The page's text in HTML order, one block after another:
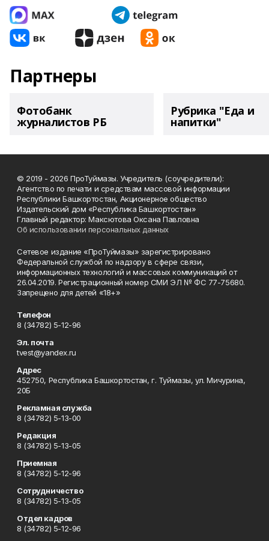
Партнеры
Фотобанк
журналистов РБ
Рубрика "Еда и
напитки"
© 2019 - 2026 ПроТуймазы. Учредитель (соучредители):
Агентство по печати и средствам массовой информации
Республики Башкортостан, Акционерное общество
Издательский дом «Республика Башкортостан»
Главный редактор: Максютова Оксана Павловна
Об использовании персональных данных
Сетевое издание «ПроТуймазы» зарегистрировано
Федеральной службой по надзору в сфере связи,
информационных технологий и массовых коммуникаций от
26.04.2019. Регистрационный номер СМИ ЭЛ № ФС 77-75680.
Запрещено для детей «18+»
Телефон
8 (34782) 5-12-96
Эл. почта
tvest@yandex.ru
Адрес
452750, Республика Башкортостан, г. Туймазы, ул. Мичурина,
20Б
Рекламная служба
8 (34782) 5-13-00
Редакция
8 (34782) 5-13-05
Приемная
8 (34782) 5-12-96
Сотрудничество
8 (34782) 5-13-05
Отдел кадров
8 (34782) 5-12-96